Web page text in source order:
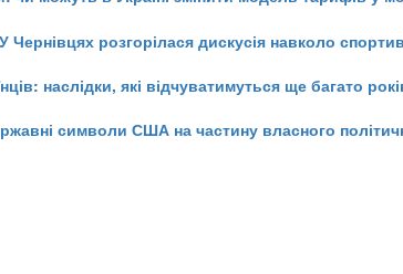
Чернівцях розгорілася дискусія навколо
наслідки, які відчуватимуться ще багато
символи США на частину власного